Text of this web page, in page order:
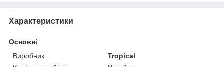
Характеристики
Основні
Виробник
Tropical